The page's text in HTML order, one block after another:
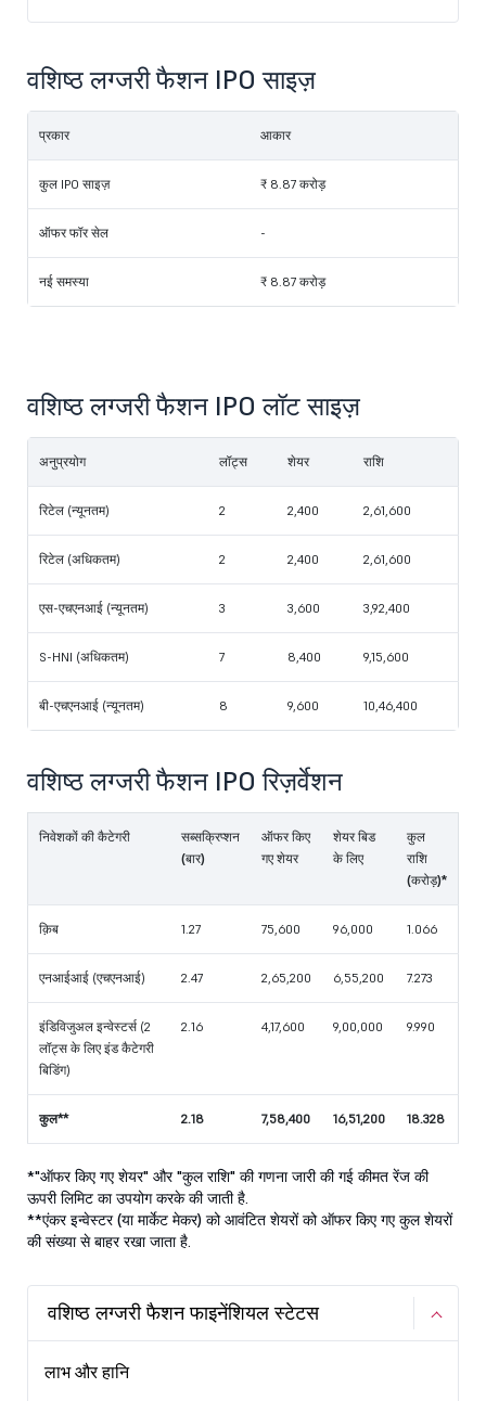
वशिष्ठ लग्जरी फैशन IPO साइज़
प्रकार आकार
कुल IPO साइज़ ₹ 8.87 करोड़
ऑफर फॉर सेल -
नई समस्या ₹ 8.87 करोड़
वशिष्ठ लग्जरी फैशन IPO लॉट साइज़
अनुप्रयोग लॉट्स शेयर राशि
रिटेल (न्यूनतम) 2 2,400 2,61,600
रिटेल (अधिकतम) 2 2,400 2,61,600
एस-एचएनआई (न्यूनतम) 3 3,600 3,92,400
S-HNI (अधिकतम) 7 8,400 9,15,600
बी-एचएनआई (न्यूनतम) 8 9,600 10,46,400
वशिष्ठ लग्जरी फैशन IPO रिज़र्वेशन
निवेशकों की कैटेगरी
सब्सक्रिप्शन
(बार)
ऑफर किए
गए शेयर
शेयर बिड
के लिए
कुल
राशि
(करोड़)*
क़िब 1.27 75,600 96,000 1.066
एनआईआई (एचएनआई) 2.47 2,65,200 6,55,200 7.273
इंडिविजुअल इन्वेस्टर्स (2
लॉट्स के लिए इंड कैटेगरी
बिडिंग)
2.16 4,17,600 9,00,000 9.990
कुल** 2.18 7,58,400 16,51,200 18.328
*"ऑफर किए गए शेयर" और "कुल राशि" की गणना जारी की गई कीमत रेंज की
ऊपरी लिमिट का उपयोग करके की जाती है.
**एंकर इन्वेस्टर (या मार्केट मेकर) को आवंटित शेयरों को ऑफर किए गए कुल शेयरों
की संख्या से बाहर रखा जाता है.
वशिष्ठ लग्जरी फैशन फाइनेंशियल स्टेटस
लाभ और हानि